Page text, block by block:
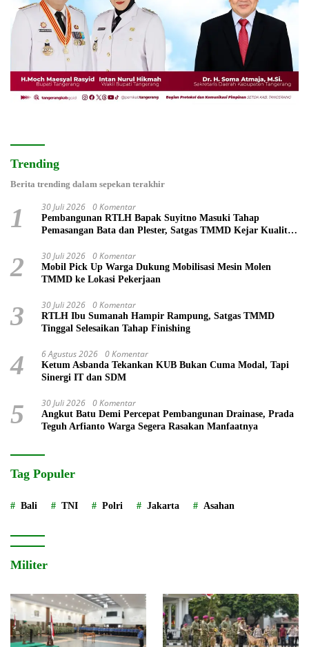
Trending
Berita trending dalam sepekan terakhir
1 30 Juli 2026 0 Komentar
Pembangunan RTLH Bapak Suyitno Masuki Tahap
Pemasangan Bata dan Plester, Satgas TMMD Kejar Kualitas
2 30 Juli 2026 0 Komentar
Mobil Pick Up Warga Dukung Mobilisasi Mesin Molen
TMMD ke Lokasi Pekerjaan
3 30 Juli 2026 0 Komentar
RTLH Ibu Sumanah Hampir Rampung, Satgas TMMD
Tinggal Selesaikan Tahap Finishing
4 6 Agustus 2026 0 Komentar
Ketum Asbanda Tekankan KUB Bukan Cuma Modal, Tapi
Sinergi IT dan SDM
5 30 Juli 2026 0 Komentar
Angkut Batu Demi Percepat Pembangunan Drainase, Prada
Teguh Arfianto Warga Segera Rasakan Manfaatnya
Tag Populer
Bali TNI Polri Jakarta Asahan
Militer